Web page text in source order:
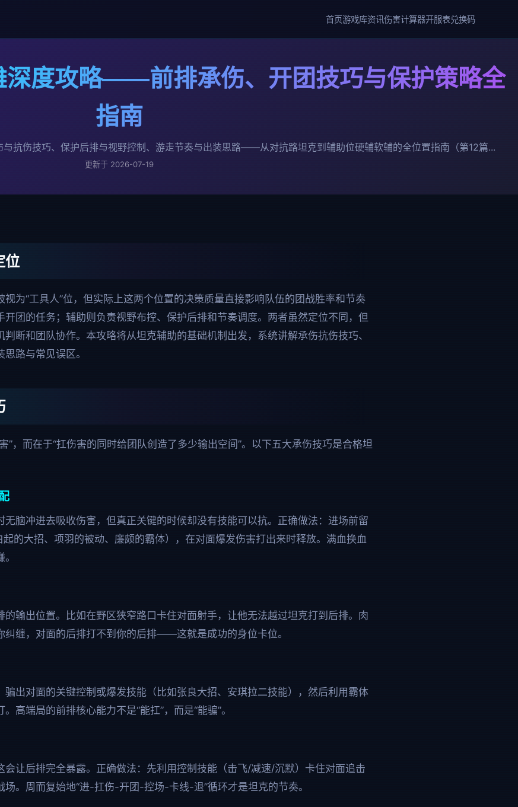
首页游戏库资讯伤害计算器开服表兑换码
深度攻略——前排承伤、开团技巧与保护策略全
指南
抗伤技巧、保护后排与视野控制、游走节奏与出装思路——从对抗路坦克到辅助位硬辅软辅的全位置指南（第12篇...
更新于 2026-07-19
位
为“工具人”位，但实际上这两个位置的决策质量直接影响队伍的团战胜率和节奏
开团的任务；辅助则负责视野布控、保护后排和节奏调度。两者虽然定位不同，但
断和团队协作。本攻略将从坦克辅助的基础机制出发，系统讲解承伤抗伤技巧、
路与常见误区。
”，而在于“扛伤害的同时给团队创造了多少输出空间”。以下五大承伤技巧是合格坦
脑冲进去吸收伤害，但真正关键的时候却没有技能可以抗。正确做法：进场前留
的大招、项羽的被动、廉颇的霸体），在对面爆发伤害打出来时释放。满血换血
输出位置。比如在野区狭窄路口卡住对面射手，让他无法越过坦克打到后排。肉
纠缠，对面的后排打不到你的后排——这就是成功的身位卡位。
骗出对面的关键控制或爆发技能（比如张良大招、安琪拉二技能），然后利用霸体
高端局的前排核心能力不是“能扛”，而是“能骗”。
让后排完全暴露。正确做法：先利用控制技能（击飞/减速/沉默）卡住对面追击
。周而复始地“进-扛伤-开团-控场-卡线-退”循环才是坦克的节奏。